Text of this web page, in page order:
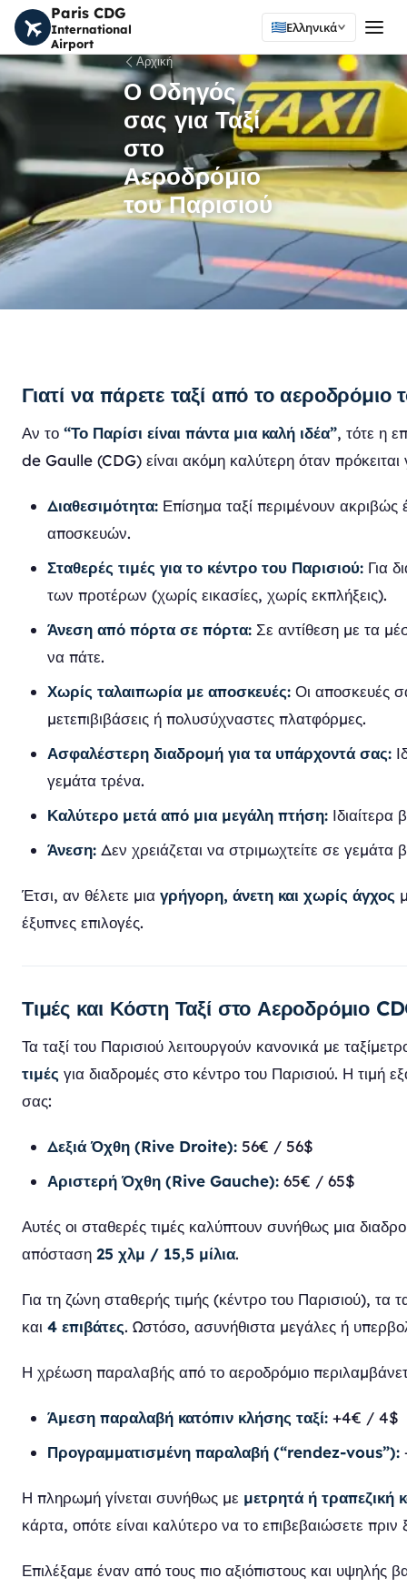
Paris CDG
International
Airport
Ελληνικά
Αρχική
Ο Οδηγός
σας για Ταξί
στο
Αεροδρόμιο
του Παρισιού
Γιατί να πάρετε ταξί από το αεροδρόμιο
Αν το “Το Παρίσι είναι πάντα μια καλή ιδέα”, τότε η
de Gaulle (CDG) είναι ακόμη καλύτερη όταν
Διαθεσιμότητα: Επίσημα ταξί περιμένουν
αποσκευών.
Σταθερές τιμές για το κέντρο του Παρισιού: Για
των προτέρων (χωρίς εικασίες, χωρίς εκπλήξεις).
Άνεση από πόρτα σε πόρτα: Σε αντίθεση με τα
να πάτε.
Χωρίς ταλαιπωρία με αποσκευές: Οι αποσκευές
μετεπιβιβάσεις ή πολυσύχναστες πλατφόρμες.
Ασφαλέστερη διαδρομή για τα υπάρχοντά σας:
γεμάτα τρένα.
Καλύτερο μετά από μια μεγάλη πτήση: Ιδιαίτερα
Άνεση: Δεν χρειάζεται να στριμωχτείτε σε
Έτσι, αν θέλετε μια γρήγορη, άνετη και χωρίς άγχος
έξυπνες επιλογές.
Τιμές και Κόστη Ταξί στο Αεροδρόμιο
Τα ταξί του Παρισιού λειτουργούν κανονικά με
τιμές για διαδρομές στο κέντρο του Παρισιού. Η τιμή
σας:
Δεξιά Όχθη (Rive Droite): 56€ / 56$
Αριστερή Όχθη (Rive Gauche): 65€ / 65$
Αυτές οι σταθερές τιμές καλύπτουν συνήθως μια
απόσταση 25 χλμ / 15,5 μίλια.
Για τη ζώνη σταθερής τιμής (κέντρο του Παρισιού), τα
και 4 επιβάτες. Ωστόσο, ασυνήθιστα μεγάλες ή
Η χρέωση παραλαβής από το αεροδρόμιο
Άμεση παραλαβή κατόπιν κλήσης ταξί: +4€ / 4$
Προγραμματισμένη παραλαβή (“rendez-vous”):
Η πληρωμή γίνεται συνήθως με μετρητά ή τραπεζική
κάρτα, οπότε είναι καλύτερο να το επιβεβαιώσετε πριν
Επιλέξαμε έναν από τους πιο αξιόπιστους και υψηλής